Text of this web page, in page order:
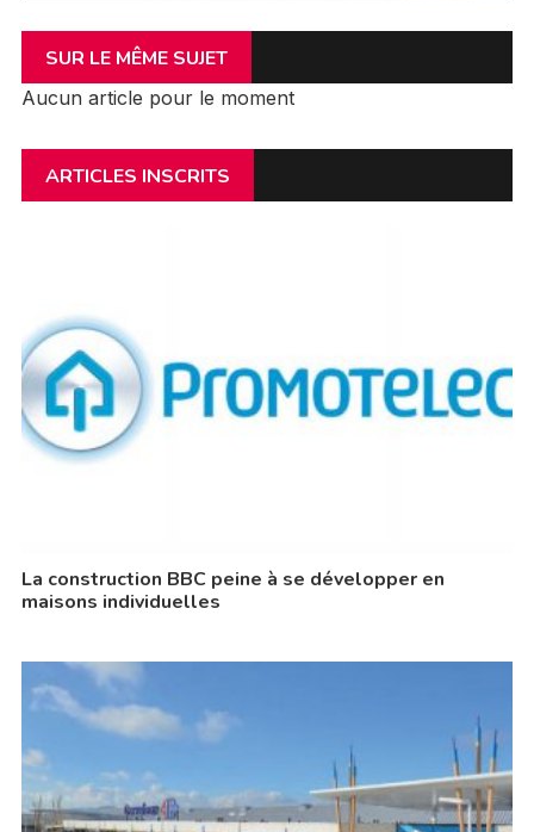
SUR LE MÊME SUJET
Aucun article pour le moment
ARTICLES INSCRITS
La construction BBC peine à se développer en
maisons individuelles